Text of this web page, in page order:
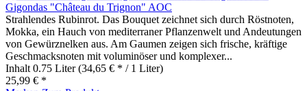
Gigondas "Château du Trignon" AOC
Strahlendes Rubinrot. Das Bouquet zeichnet sich durch Röstnoten,
Mokka, ein Hauch von mediterraner Pflanzenwelt und Andeutungen
von Gewürznelken aus. Am Gaumen zeigen sich frische, kräftige
Geschmacksnoten mit voluminöser und komplexer...
Inhalt 0.75 Liter(34,65 € * / 1 Liter)
25,99 € *